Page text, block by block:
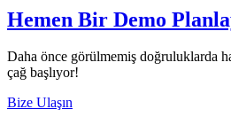
Hemen Bir Demo
Daha önce görülmemiş doğruluklarda
çağ başlıyor!
Bize Ulaşın